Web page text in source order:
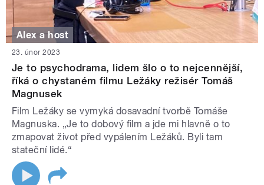
Alex a host
23. únor 2023
Je to psychodrama, lidem šlo o to nejcennější,
říká o chystaném filmu Ležáky režisér Tomáš
Magnusek
Film Ležáky se vymyká dosavadní tvorbě Tomáše
Magnuska. „Je to dobový film a jde mi hlavně o to
zmapovat život před vypálením Ležáků. Byli tam
stateční lidé.“